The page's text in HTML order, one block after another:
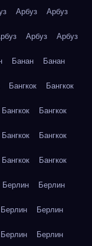
Арбуз Арбуз
Арбуз Арбуз
Банан Банан
Бангкок Бангкок
Бангкок Бангкок
Бангкок Бангкок
Бангкок Бангкок
Берлин Берлин
Берлин Берлин
Берлин Берлин